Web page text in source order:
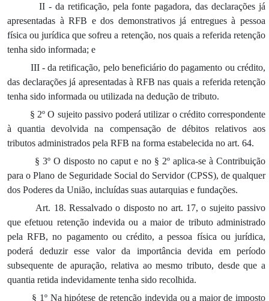
II - da retificação, pela fonte pagadora, das declarações já
apresentadas à RFB e dos demonstrativos já entregues à pessoa
física ou jurídica que sofreu a retenção, nos quais a referida retenção
tenha sido informada; e
III - da retificação, pelo beneficiário do pagamento ou crédito,
das declarações já apresentadas à RFB nas quais a referida retenção
tenha sido informada ou utilizada na dedução de tributo.
§ 2º O sujeito passivo poderá utilizar o crédito correspondente
à quantia devolvida na compensação de débitos relativos aos
tributos administrados pela RFB na forma estabelecida no art. 64.
§ 3º O disposto no caput e no § 2º aplica-se à Contribuição
para o Plano de Seguridade Social do Servidor (CPSS), de qualquer
dos Poderes da União, incluídas suas autarquias e fundações.
Art. 18. Ressalvado o disposto no art. 17, o sujeito passivo
que efetuou retenção indevida ou a maior de tributo administrado
pela RFB, no pagamento ou crédito, a pessoa física ou jurídica,
poderá deduzir esse valor da importância devida em período
subsequente de apuração, relativa ao mesmo tributo, desde que a
quantia retida indevidamente tenha sido recolhida.
§ 1º Na hipótese de retenção indevida ou a maior de imposto